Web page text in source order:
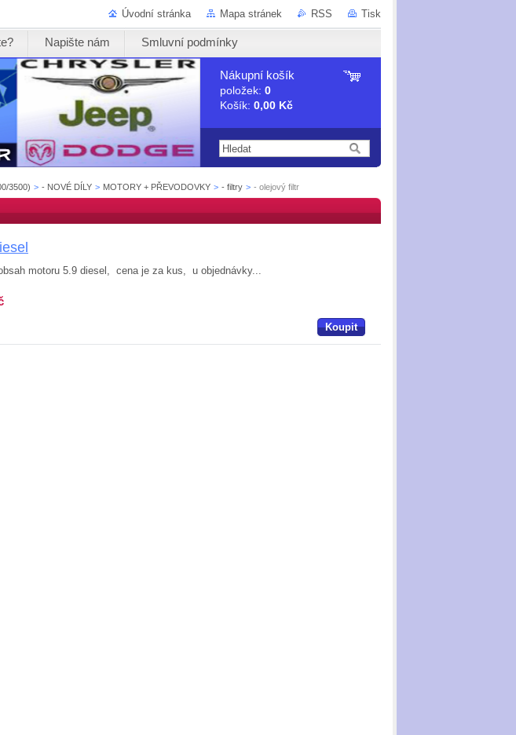
Úvodní stránka Mapa stránek RSS Tisk
Napište nám Smluvní podmínky
Nákupní košík
položek: 0
Košík: 0,00 Kč
3500) > - NOVÉ DÍLY > MOTORY + PŘEVODOVKY > - filtry > - olejový filtr
motoru 5.9 diesel, cena je za kus, u objednávky...
Koupit